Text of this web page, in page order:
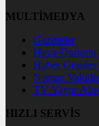
MULTİMEDYA
Gazeteler
Hava Durumu
Haber Gönder
Namaz
TV Yayın
HIZLI SERVİS